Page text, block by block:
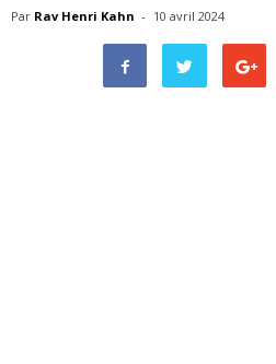
Par Rav Henri Kahn - 10 avril 2024